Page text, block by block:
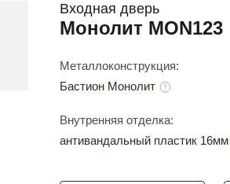
Входная дверь
Монолит MON123
Металлоконструкция:
Бастион Монолит
Внутренняя отделка:
антивандальный пластик 16мм